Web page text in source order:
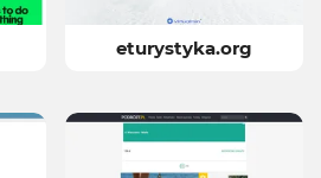
eturystyka.org